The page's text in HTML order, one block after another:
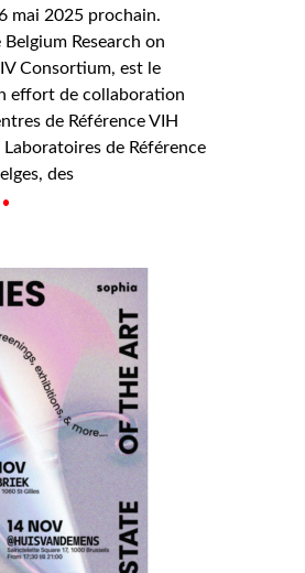
mai 2025 prochain.
Belgium Research on
Consortium, est le
effort de collaboration
de Référence VIH
Laboratoires de Référence
des